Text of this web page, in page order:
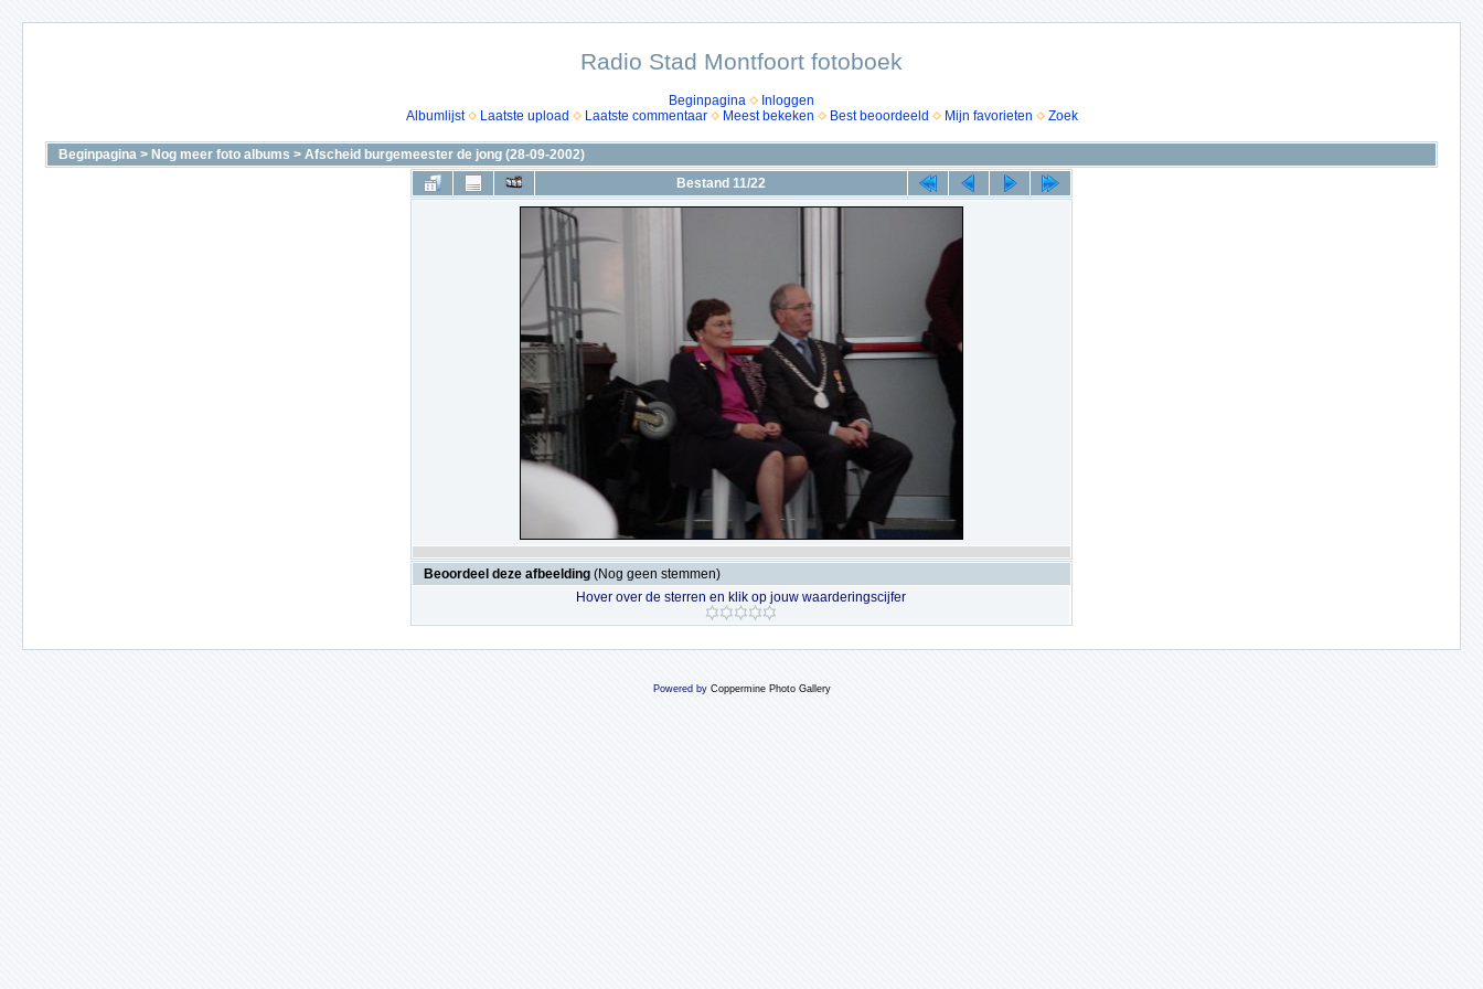
Radio Stad Montfoort fotoboek
Beginpagina
Inloggen
Albumlijst
Laatste upload Laatste commentaar Meest bekeken Best beoordeeld Mijn favorieten Zoek
Beginpagina > Nog meer foto albums > Afscheid burgemeester de jong (28-09-2002)
Bestand 11/22
Beoordeel deze afbeelding (Nog geen stemmen)
Hover over de sterren en klik op jouw waarderingscijfer
Powered by Coppermine Photo Gallery